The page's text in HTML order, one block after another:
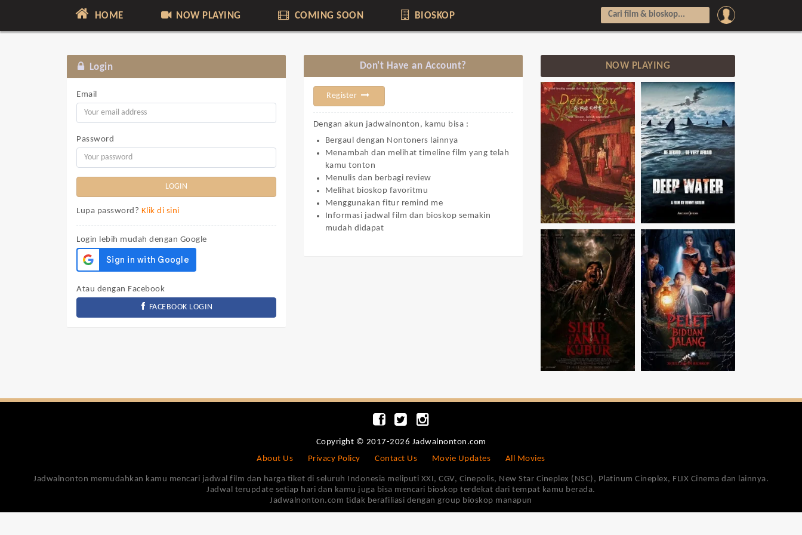
HOME NOW PLAYING COMING SOON BIOSKOP
Login
Email
Password
Lupa password? Klik di sini
Login lebih mudah dengan Google
Atau dengan Facebook
FACEBOOK LOGIN
Don't Have an Account?
Register
Dengan akun jadwalnonton, kamu bisa :
Bergaul dengan Nontoners lainnya
Menambah dan melihat timeline film yang telah
kamu tonton
Menulis dan berbagi review
Melihat bioskop favoritmu
Menggunakan fitur remind me
Informasi jadwal film dan bioskop semakin
mudah didapat
NOW PLAYING
Copyright © 2017-2026 Jadwalnonton.com
About Us
Privacy Policy Contact Us Movie Updates All Movies
Jadwalnonton memudahkan kamu mencari jadwal film dan harga tiket di seluruh Indonesia meliputi XXI, CGV, Cinepolis, New Star Cineplex (NSC), Platinum Cineplex, FLIX Cinema dan lainnya.
Jadwal terupdate setiap hari dan kamu juga bisa mencari bioskop terdekat dari tempat kamu berada.
Jadwalnonton.com tidak berafiliasi dengan group bioskop manapun